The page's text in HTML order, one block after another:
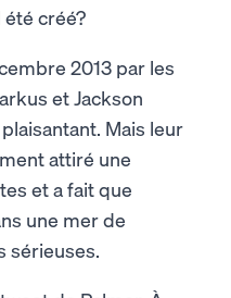
créé?
2013 par les
et Jackson
Mais leur
attiré une
et a fait que
une mer de
sérieuses.